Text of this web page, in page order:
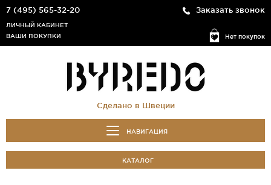
7 (495) 565-32-20 Заказать звонок
Нет покупок
ЛИЧНЫЙ КАБИНЕТ
ВАШИ ПОКУПКИ
Сделано в Швеции
НАВИГАЦИЯ
КАТАЛОГ